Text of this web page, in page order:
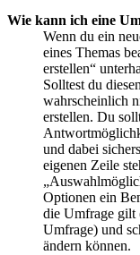
Wie kann ich eine
Wenn du ein
eines Themas
erstellen“
Solltest du
wahrscheinlich
erstellen. Du
und dabei
eigenen Zeile
Optionen ein
die Umfrage gilt
Umfrage) und
ändern können.